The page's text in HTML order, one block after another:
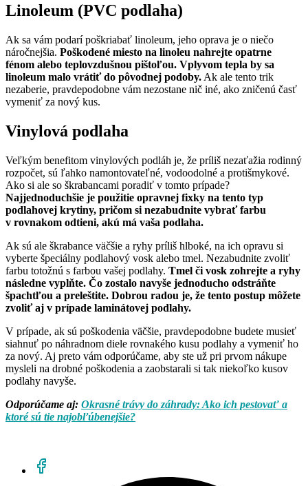
Linoleum (PVC podlaha)
Ak sa vám podarí poškriabať linoleum, jeho oprava je o niečo
náročnejšia. Poškodené miesto na linoleu nahrejte opatrne
fénom alebo teplovzdušnou pištoľou. Vplyvom tepla by sa
linoleum malo vrátiť do pôvodnej podoby. Ak ale tento trik
nezaberie, pravdepodobne vám nezostane nič iné, ako zničenú časť
vymeniť za nový kus.
Vinylová podlaha
Veľkým benefitom vinylových podláh je, že príliš nezaťažia rodinný
rozpočet, sú ľahko namontovateľné, vodoodolné a protišmykové.
Ako si ale so škrabancami poradiť v tomto prípade?
Najjednoduchšie je použitie opravnej fixky na tento typ
podlahovej krytiny, pričom si nezabudnite vybrať farbu
v rovnakom odtieni, akú má vaša podlaha.
Ak sú ale škrabance väčšie a ryhy príliš hlboké, na ich opravu si
vyberte špeciálny podlahový vosk alebo tmel. Nezabudnite zvoliť
farbu totožnú s farbou vašej podlahy. Tmel či vosk zohrejte a ryhy
následne vyplňte. Čo zostalo navyše jednoducho odstráňte
špachtľou a preleštite. Dobrou radou je, že tento postup môžete
zvoliť aj v prípade laminátovej podlahy.
V prípade, ak sú poškodenia väčšie, pravdepodobne budete musieť
siahnuť po náhradnom diele rovnakého kusu podlahy a vymeniť ho
za nový. Aj preto vám odporúčame, aby ste už pri prvom nákupe
mysleli na drobné poškodenia a zaobstarali si tak niekoľko kusov
podlahy navyše.
Odporúčame aj: Okrasné trávy do záhrady: Ako ich pestovať a
ktoré sú tie najobľúbenejšie?